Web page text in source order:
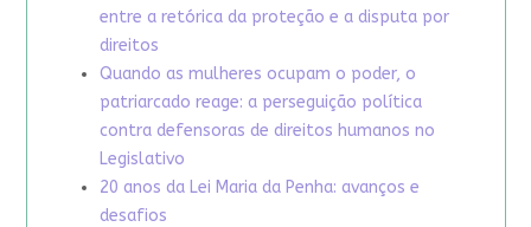
entre a retórica da proteção e a disputa por
direitos
Quando as mulheres ocupam o poder, o
patriarcado reage: a perseguição política
contra defensoras de direitos humanos no
Legislativo
20 anos da Lei Maria da Penha: avanços e
desafios